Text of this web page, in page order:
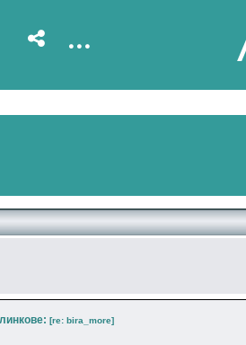
...
[re: bira_more]